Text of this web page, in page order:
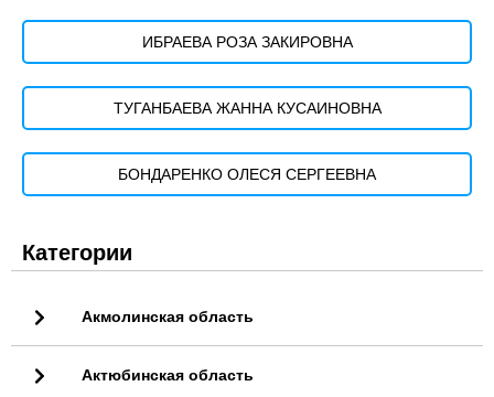
ИБРАЕВА РОЗА ЗАКИРОВНА
ТУГАНБАЕВА ЖАННА КУСАИНОВНА
БОНДАРЕНКО ОЛЕСЯ СЕРГЕЕВНА
Категории
Акмолинская область
Актюбинская область